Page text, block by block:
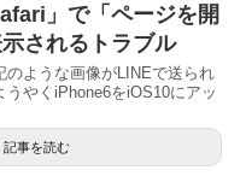
」で「ページを開
されるトラブル
のような画像がLINEで送られ
やくiPhone6をiOS10にアッ
記事を読む